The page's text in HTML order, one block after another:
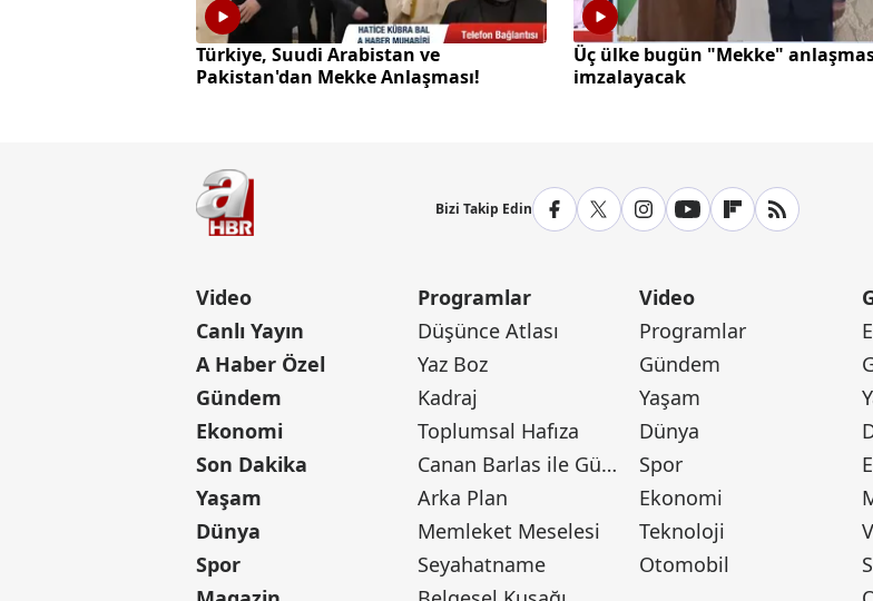
Türkiye, Suudi Arabistan ve
Pakistan'dan Mekke Anlaşması!
Üç ülke bugün "Mekke"
imzalayacak
Bizi Takip Edin
Video
Canlı Yayın
A Haber Özel
Gündem
Ekonomi
Son Dakika
Yaşam
Dünya
Spor
Programlar
Düşünce Atlası
Yaz Boz
Kadraj
Toplumsal Hafıza
Canan Barlas ile Gündem
Arka Plan
Memleket Meselesi
Seyahatname
Video
Programlar
Gündem
Yaşam
Dünya
Spor
Ekonomi
Teknoloji
Otomobil